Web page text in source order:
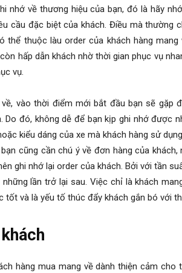
nhớ về thương hiệu của bạn, đó là hãy
cầu đặc biệt của khách. Điều mà thường
thể thuộc làu order của khách hàng
hấp dẫn khách nhờ thời gian phục vụ
vụ.
vào thời điểm mới bắt đầu bạn sẽ gặp
Do đó, không dễ để bạn kịp ghi nhớ được
kiểu dáng của xe mà khách hàng sử
cũng cần chú ý về đơn hàng của khách,
ghi nhớ lại order của khách. Bởi với tần
lần trở lại sau. Việc chỉ là khách
và là yếu tố thúc đẩy khách gắn bó với
hàng mua mang về dành thiện cảm cho